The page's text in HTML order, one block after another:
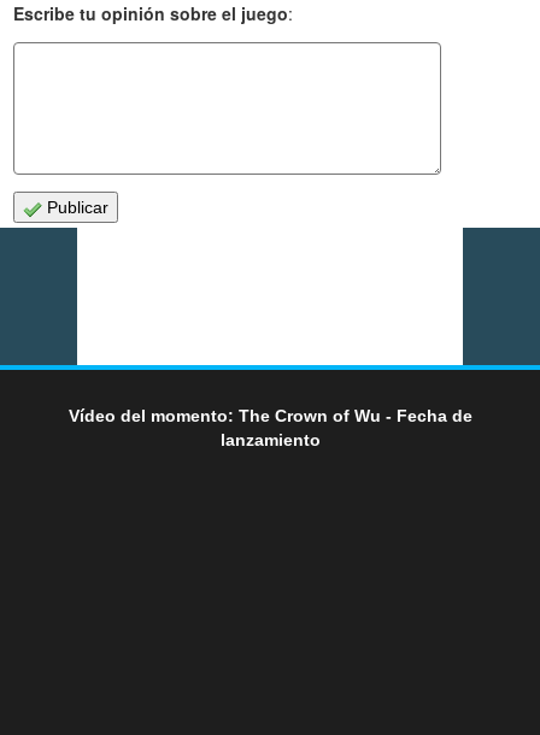
Escribe tu opinión sobre el juego:
Publicar
Vídeo del momento: The Crown of Wu - Fecha de
lanzamiento